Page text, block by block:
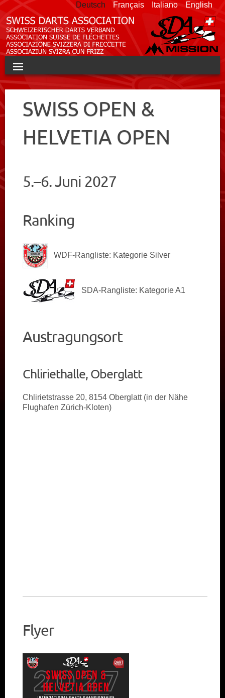
Deutsch Français Italiano English
HOME
SDA
TEAM MEISTERSCHAFT
TURNIERE
NEWS
SWISS OPEN &
HELVETIA OPEN
5.–6. Juni 2027
Ranking
WDF-Rangliste: Kategorie Silver
SDA-Rangliste: Kategorie A1
Austragungsort
Chliriethalle, Oberglatt
Chlirietstrasse 20, 8154 Oberglatt (in der Nähe
Flughafen Zürich-Kloten)
Flyer